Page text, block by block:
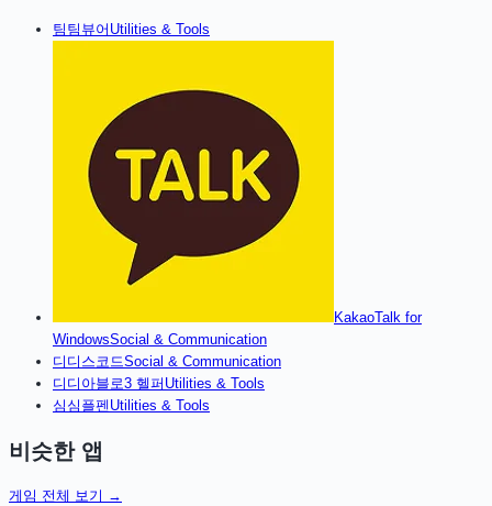
팀 팀뷰어 Utilities & Tools
KakaoTalk for
WindowsSocial & Communication
디 디스코드Social & Communication
디 디아블로3 헬퍼 Utilities & Tools
심 심플펜 Utilities & Tools
비슷한 앱
게임 전체 보기 →